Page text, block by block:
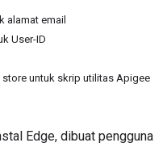
alamat email
User-ID
untuk skrip utilitas Apigee
Edge, dibuat pengguna